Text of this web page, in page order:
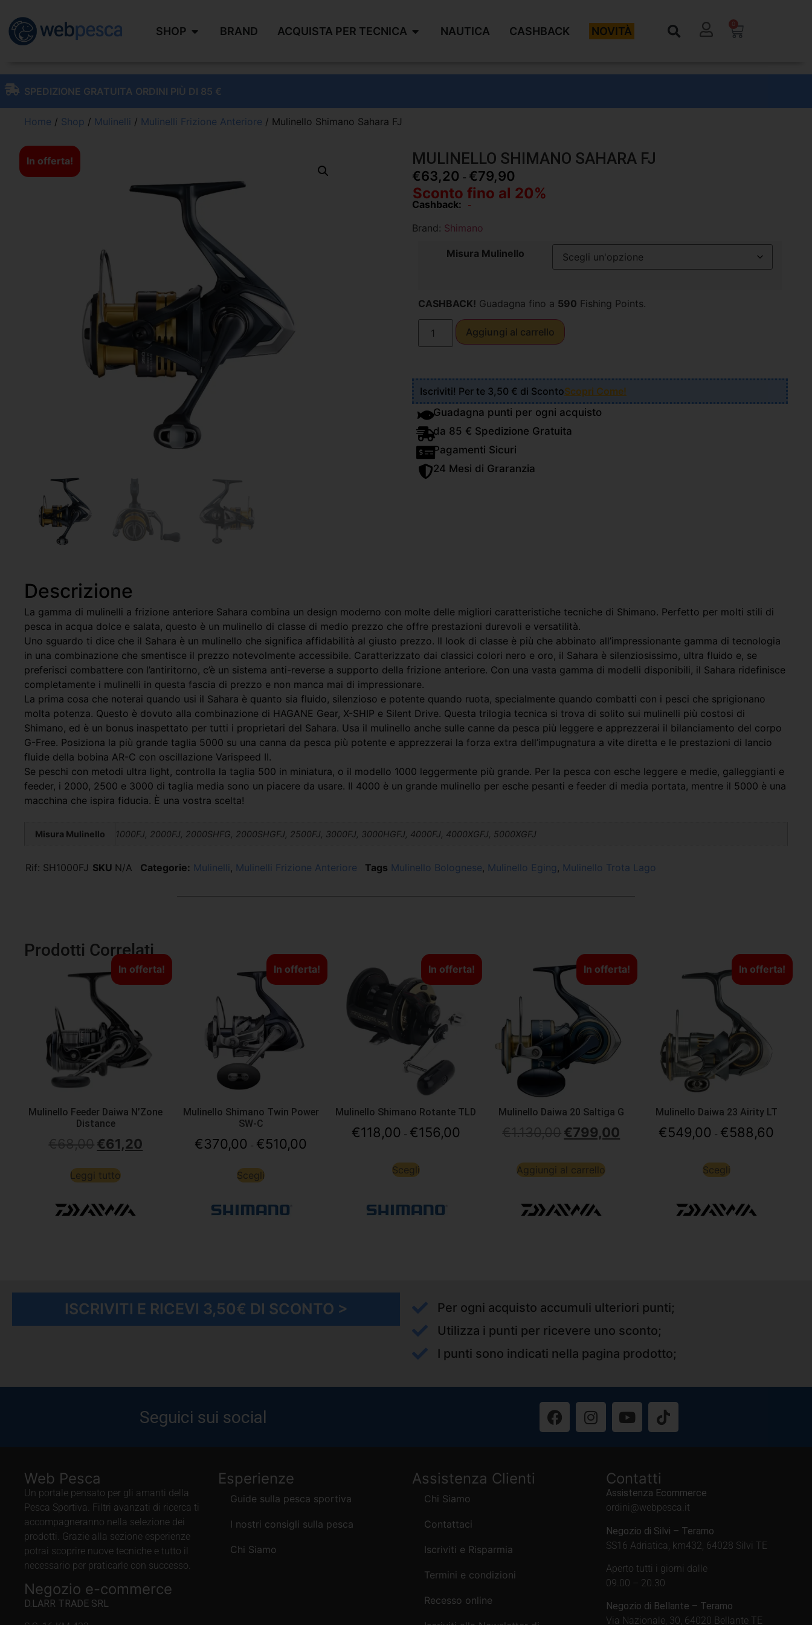
SHOP BRAND ACQUISTA PER TECNICA NAUTICA CASHBACK NOVITÀ
0
SPEDIZIONE GRATUITA ORDINI PIÙ DI 85 €
Home / Shop / Mulinelli / Mulinelli Frizione Anteriore / Mulinello Shimano Sahara FJ
In offerta! MULINELLO SHIMANO SAHARA FJ
€63,20 - €79,90
Sconto fino al 20%
Cashback: -
Brand: Shimano
Misura Mulinello
CASHBACK! Guadagna fino a 590 Fishing Points.
Aggiungi al carrello
Iscriviti! Per te 3,50 € di ScontoScopri Come!
Guadagna punti per ogni acquisto
da 85 € Spedizione Gratuita
Pagamenti Sicuri
24 Mesi di Graranzia
Descrizione
La gamma di mulinelli a frizione anteriore Sahara combina un design moderno con molte delle migliori caratteristiche tecniche di Shimano. Perfetto per molti stili di
pesca in acqua dolce e salata, questo è un mulinello di classe di medio prezzo che offre prestazioni durevoli e versatilità.
Uno sguardo ti dice che il Sahara è un mulinello che significa affidabilità al giusto prezzo. Il look di classe è più che abbinato all’impressionante gamma di tecnologia
in una combinazione che smentisce il prezzo notevolmente accessibile. Caratterizzato dai classici colori nero e oro, il Sahara è silenziosissimo, ultra fluido e, se
preferisci combattere con l’antiritorno, c’è un sistema anti-reverse a supporto della frizione anteriore. Con una vasta gamma di modelli disponibili, il Sahara ridefinisce
completamente i mulinelli in questa fascia di prezzo e non manca mai di impressionare.
La prima cosa che noterai quando usi il Sahara è quanto sia fluido, silenzioso e potente quando ruota, specialmente quando combatti con i pesci che sprigionano
molta potenza. Questo è dovuto alla combinazione di HAGANE Gear, X-SHIP e Silent Drive. Questa trilogia tecnica si trova di solito sui mulinelli più costosi di
Shimano, ed è un bonus inaspettato per tutti i proprietari del Sahara. Usa il mulinello anche sulle canne da pesca più leggere e apprezzerai il bilanciamento del corpo
G-Free. Posiziona la più grande taglia 5000 su una canna da pesca più potente e apprezzerai la forza extra dell’impugnatura a vite diretta e le prestazioni di lancio
fluide della bobina AR-C con oscillazione Varispeed II.
Se peschi con metodi ultra light, controlla la taglia 500 in miniatura, o il modello 1000 leggermente più grande. Per la pesca con esche leggere e medie, galleggianti e
feeder, i 2000, 2500 e 3000 di taglia media sono un piacere da usare. Il 4000 è un grande mulinello per esche pesanti e feeder di media portata, mentre il 5000 è una
macchina che ispira fiducia. È una vostra scelta!
Misura Mulinello 1000FJ, 2000FJ, 2000SHFG, 2000SHGFJ, 2500FJ, 3000FJ, 3000HGFJ, 4000FJ, 4000XGFJ, 5000XGFJ
Rif: SH1000FJ SKU N/A Categorie: Mulinelli , Mulinelli Frizione Anteriore Tags Mulinello Bolognese, Mulinello Eging , Mulinello Trota Lago
Prodotti Correlati
In offerta!
Mulinello Feeder Daiwa N’Zone
Distance
€61,20
Leggi tutto
In offerta!
Mulinello Shimano Twin Power
SW-C
€370,00 - €510,00
Scegli
In offerta!
Mulinello Shimano Rotante TLD
€118,00 - €156,00
Scegli
In offerta!
Mulinello Daiwa 20 Saltiga G
€799,00
Aggiungi al carrello
In offerta!
Mulinello Daiwa 23 Airity LT
€549,00 - €588,60
Scegli
ISCRIVITI E RICEVI 3,50€ DI SCONTO >
Per ogni acquisto accumuli ulteriori punti;
Utilizza i punti per ricevere uno sconto;
I punti sono indicati nella pagina prodotto;
Seguici sui social
Web Pesca
Un portale pensato per gli amanti della
Pesca Sportiva. Filtri avanzati di ricerca ti
accompagneranno nella selezione dei
prodotti. Grazie alla sezione esperienze
potrai scoprire nuove tecniche e tutto il
necessario per praticarle con successo.
Negozio e-commerce
D.LARR TRADE SRL
Esperienze
Guide sulla pesca sportiva
I nostri consigli sulla pesca
Chi Siamo
Assistenza Clienti
Chi Siamo
Contattaci
Iscriviti e Risparmia
Termini e condizioni
Recesso online
Contatti
Assistenza Ecommerce
ordini@webpesca.it
Negozio di Silvi – Teramo
SS16 Adriatica, km432, 64028 Silvi TE
Aperto tutti i giorni dalle
09.00 – 20.30
Negozio di Bellante – Teramo
Via Nazionale, 30, 64020 Bellante TE